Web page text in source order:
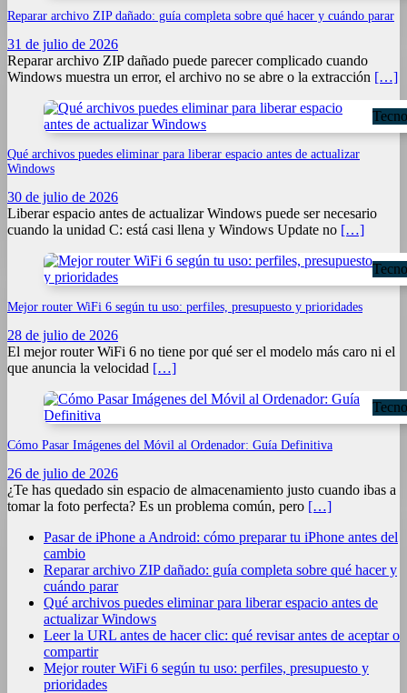
Reparar archivo ZIP dañado: guía completa sobre qué hacer y cuándo parar
31 de julio de 2026
Reparar archivo ZIP dañado puede parecer complicado cuando
Windows muestra un error, el archivo no se abre o la extracción […]
Qué archivos puedes eliminar para liberar espacio antes de actualizar
Windows
30 de julio de 2026
Liberar espacio antes de actualizar Windows puede ser necesario
cuando la unidad C: está casi llena y Windows Update no […]
Mejor router WiFi 6 según tu uso: perfiles, presupuesto y prioridades
28 de julio de 2026
El mejor router WiFi 6 no tiene por qué ser el modelo más caro ni el
que anuncia la velocidad […]
Cómo Pasar Imágenes del Móvil al Ordenador: Guía Definitiva
26 de julio de 2026
¿Te has quedado sin espacio de almacenamiento justo cuando ibas a
tomar la foto perfecta? Es un problema común, pero […]
Pasar de iPhone a Android: cómo preparar tu iPhone antes del
cambio
Reparar archivo ZIP dañado: guía completa sobre qué hacer y
cuándo parar
Qué archivos puedes eliminar para liberar espacio antes de
actualizar Windows
Leer la URL antes de hacer clic: qué revisar antes de aceptar o
compartir
Mejor router WiFi 6 según tu uso: perfiles, presupuesto y
prioridades